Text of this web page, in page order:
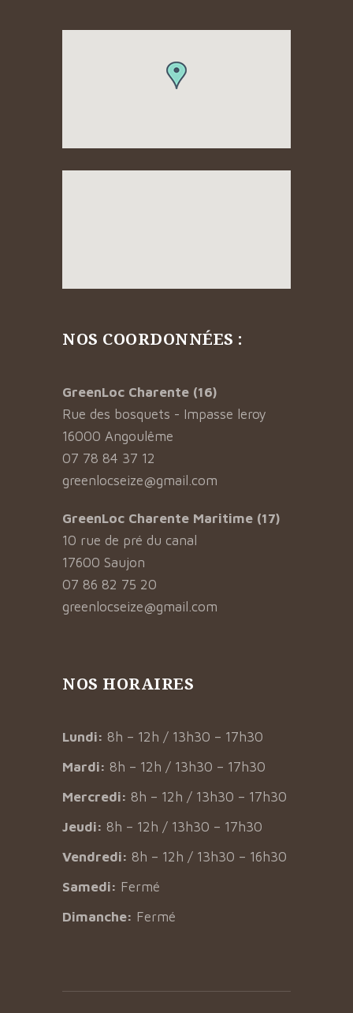
NOS COORDONNÉES :
GreenLoc Charente (16)
Rue des bosquets - Impasse leroy
16000 Angoulême
07 78 84 37 12
greenlocseize@gmail.com
GreenLoc Charente Maritime (17)
10 rue de pré du canal
17600 Saujon
07 86 82 75 20
greenlocseize@gmail.com
NOS HORAIRES
Lundi: 8h – 12h / 13h30 – 17h30
Mardi: 8h – 12h / 13h30 – 17h30
Mercredi: 8h – 12h / 13h30 – 17h30
Jeudi: 8h – 12h / 13h30 – 17h30
Vendredi: 8h – 12h / 13h30 – 16h30
Samedi: Fermé
Dimanche: Fermé